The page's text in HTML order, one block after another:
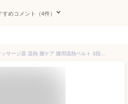
めコメント（4件）
腰痛 ベルト 腰サポーターマッサージ器 温熱 腰ケア 腰用温熱ベルト 3段階温度調整 お腹 温熱治療器 温め帯 家庭用 温熱マット 腰 お腹用 温熱 シート 温熱パッド 温熱 ヒーター 腹巻 あっためたい 温か ポカポカ 生理痛 腰痛 送料無料